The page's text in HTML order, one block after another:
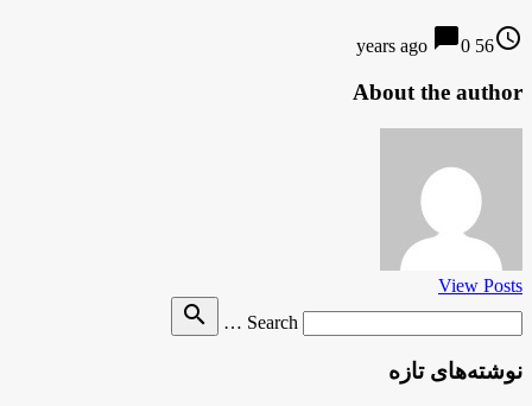
access_time
56 years ago
chat_bubble0
About the author
View Posts
Search …
search
نوشته‌های تازه